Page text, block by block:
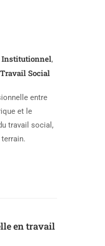
Institutionnel,
Travail Social
entre
et le
travail social,
en travail